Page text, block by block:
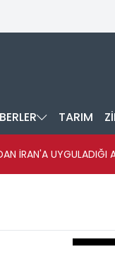
TARIM
İRAN'A UYGULADIĞI